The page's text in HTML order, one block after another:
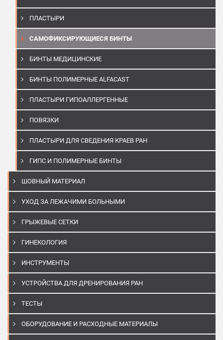
ПЛАСТЫРИ
САМОФИКСИРУЮЩИЕСЯ БИНТЫ
БИНТЫ МЕДИЦИНСКИЕ
БИНТЫ ПОЛИМЕРНЫЕ ALFACAST
ПЛАСТЫРИ ГИПОАЛЛЕРГЕННЫЕ
ПОВЯЗКИ
ПЛАСТЫРИ ДЛЯ СВЕДЕНИЯ КРАЕВ РАН
ГИПС И ПОЛИМЕРНЫЕ БИНТЫ
ШОВНЫЙ МАТЕРИАЛ
УХОД ЗА ЛЕЖАЧИМИ БОЛЬНЫМИ
ГРЫЖЕВЫЕ СЕТКИ
ГИНЕКОЛОГИЯ
ИНСТРУМЕНТЫ
УСТРОЙСТВА ДЛЯ ДРЕНИРОВАНИЯ РАН
ТЕСТЫ
ОБОРУДОВАНИЕ И РАСХОДНЫЕ МАТЕРИАЛЫ